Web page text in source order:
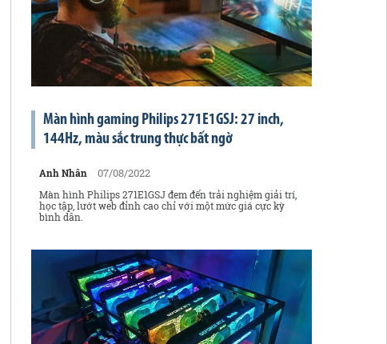
Màn hình gaming Philips 271E1GSJ: 27 inch,
144Hz, màu sắc trung thực bất ngờ
Anh Nhân 07/08/2022
Màn hình Philips 271E1GSJ đem đến trải nghiệm giải trí,
học tập, lướt web đỉnh cao chỉ với một mức giá cực kỳ
bình dân.